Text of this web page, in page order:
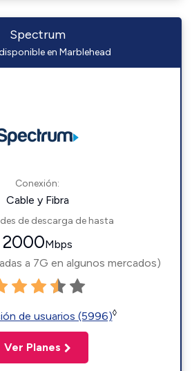
Spectrum
en Marblehead
Conexión:
Cable y Fibra
de descarga de hasta
2000Mbps
a 7G en algunos mercados)
de usuarios (5996)◊
Ver Planes